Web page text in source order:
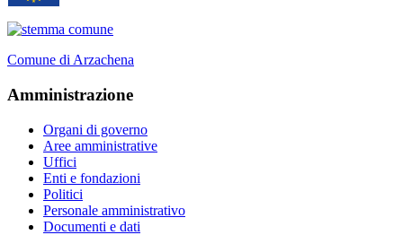
Comune di Arzachena
Amministrazione
Organi di governo
Aree amministrative
Uffici
Enti e fondazioni
Politici
Personale amministrativo
Documenti e dati